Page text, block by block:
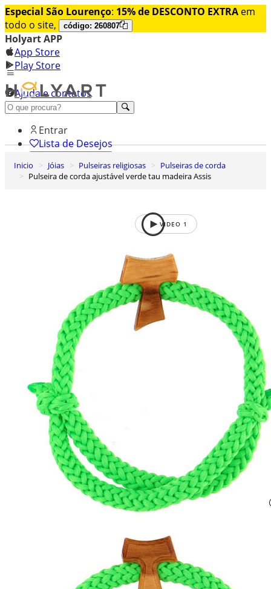
Especial São Lourenço: 15% de DESCONTO EXTRA em
todo o site,
código: 260807
Holyart APP
App Store
Play Store
Ajuda e contatos
Conheça premium
Entrar
Lista de Desejos
0
Carrinho de Compras
Inicio Jóias Pulseiras religiosas
Pulseiras de corda
Pulseira de corda ajustável verde tau madeira Assis
VIDEO 1